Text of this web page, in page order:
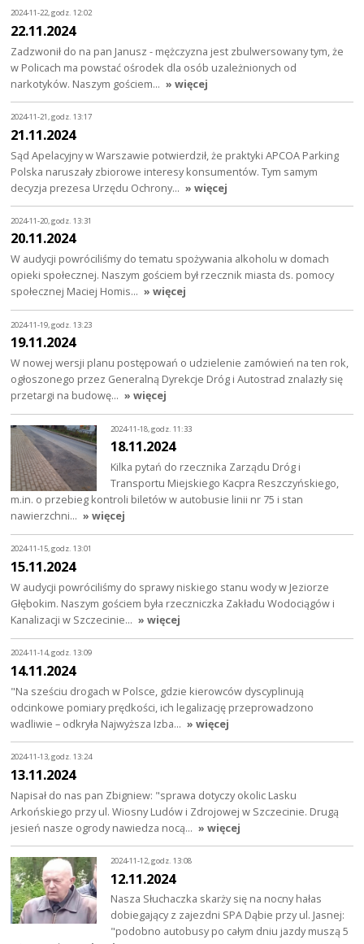
2024-11-22, godz. 12:02
22.11.2024
Zadzwonił do na pan Janusz - mężczyzna jest zbulwersowany tym, że
w Policach ma powstać ośrodek dla osób uzależnionych od
narkotyków. Naszym gościem… » więcej
2024-11-21, godz. 13:17
21.11.2024
Sąd Apelacyjny w Warszawie potwierdził, że praktyki APCOA Parking
Polska naruszały zbiorowe interesy konsumentów. Tym samym
decyzja prezesa Urzędu Ochrony… » więcej
2024-11-20, godz. 13:31
20.11.2024
W audycji powróciliśmy do tematu spożywania alkoholu w domach
opieki społecznej. Naszym gościem był rzecznik miasta ds. pomocy
społecznej Maciej Homis… » więcej
2024-11-19, godz. 13:23
19.11.2024
W nowej wersji planu postępowań o udzielenie zamówień na ten rok,
ogłoszonego przez Generalną Dyrekcje Dróg i Autostrad znalazły się
przetargi na budowę… » więcej
2024-11-18, godz. 11:33
18.11.2024
Kilka pytań do rzecznika Zarządu Dróg i
Transportu Miejskiego Kacpra Reszczyńskiego,
m.in. o przebieg kontroli biletów w autobusie linii nr 75 i stan
nawierzchni… » więcej
2024-11-15, godz. 13:01
15.11.2024
W audycji powróciliśmy do sprawy niskiego stanu wody w Jeziorze
Głębokim. Naszym gościem była rzeczniczka Zakładu Wodociągów i
Kanalizacji w Szczecinie… » więcej
2024-11-14, godz. 13:09
14.11.2024
"Na sześciu drogach w Polsce, gdzie kierowców dyscyplinują
odcinkowe pomiary prędkości, ich legalizację przeprowadzono
wadliwie – odkryła Najwyższa Izba… » więcej
2024-11-13, godz. 13:24
13.11.2024
Napisał do nas pan Zbigniew: "sprawa dotyczy okolic Lasku
Arkońskiego przy ul. Wiosny Ludów i Zdrojowej w Szczecinie. Drugą
jesień nasze ogrody nawiedza nocą… » więcej
2024-11-12, godz. 13:08
12.11.2024
Nasza Słuchaczka skarży się na nocny hałas
dobiegający z zajezdni SPA Dąbie przy ul. Jasnej:
"podobno autobusy po całym dniu jazdy muszą 5